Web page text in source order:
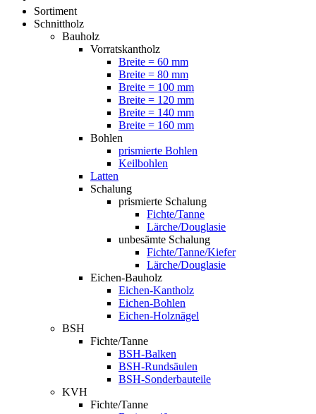
Sortiment
Schnittholz
Bauholz
Vorratskantholz
Breite = 60 mm
Breite = 80 mm
Breite = 100 mm
Breite = 120 mm
Breite = 140 mm
Breite = 160 mm
Bohlen
prismierte Bohlen
Keilbohlen
Latten
Schalung
prismierte Schalung
Fichte/Tanne
Lärche/Douglasie
unbesämte Schalung
Fichte/Tanne/Kiefer
Lärche/Douglasie
Eichen-Bauholz
Eichen-Kantholz
Eichen-Bohlen
Eichen-Holznägel
BSH
Fichte/Tanne
BSH-Balken
BSH-Rundsäulen
BSH-Sonderbauteile
KVH
Fichte/Tanne